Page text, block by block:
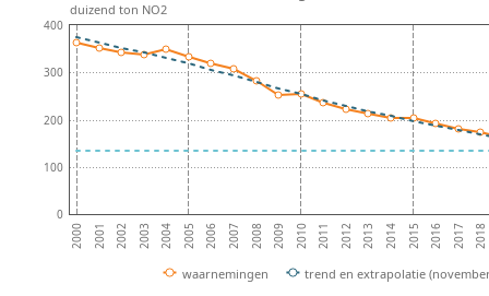
2000 2001 2002 2003 2004 2005 2006 2007 2008 2009 2010 2011 2012 2013 2014 2015 2016 2017 2018
0
100
200
300
400
waarnemingen trend en extrapolatie
duizend ton NO2